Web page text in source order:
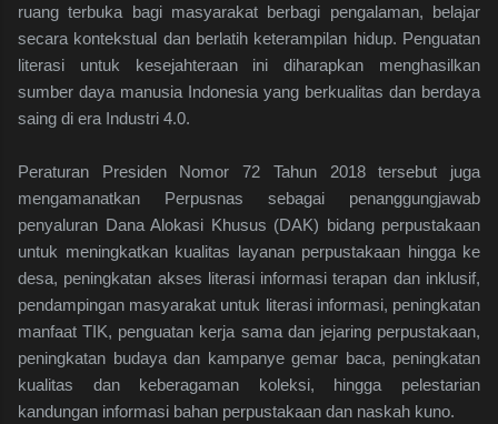
ruang terbuka bagi masyarakat berbagi pengalaman, belajar
secara kontekstual dan berlatih keterampilan hidup. Penguatan
literasi untuk kesejahteraan ini diharapkan menghasilkan
sumber daya manusia Indonesia yang berkualitas dan berdaya
saing di era Industri 4.0.
Peraturan Presiden Nomor 72 Tahun 2018 tersebut juga
mengamanatkan Perpusnas sebagai penanggungjawab
penyaluran Dana Alokasi Khusus (DAK) bidang perpustakaan
untuk meningkatkan kualitas layanan perpustakaan hingga ke
desa, peningkatan akses literasi informasi terapan dan inklusif,
pendampingan masyarakat untuk literasi informasi, peningkatan
manfaat TIK, penguatan kerja sama dan jejaring perpustakaan,
peningkatan budaya dan kampanye gemar baca, peningkatan
kualitas dan keberagaman koleksi, hingga pelestarian
kandungan informasi bahan perpustakaan dan naskah kuno.